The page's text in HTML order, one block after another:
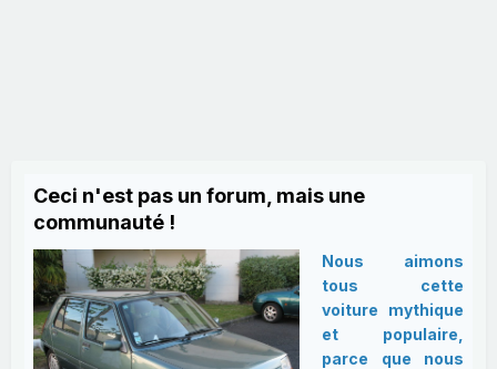
Ceci n'est pas un forum, mais une
communauté !
Nous aimons
tous cette
voiture mythique
et populaire,
parce que nous